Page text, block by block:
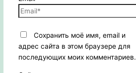
Сохранить моё имя, email и
адрес сайта в этом браузере для
последующих моих комментариев.